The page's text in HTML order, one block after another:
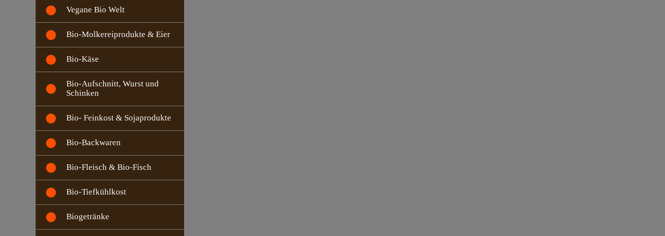
Vegane Bio Welt
Bio-Molkereiprodukte & Eier
Bio-Käse
Bio-Aufschnitt, Wurst und
Schinken
Bio- Feinkost & Sojaprodukte
Bio-Backwaren
Bio-Fleisch & Bio-Fisch
Bio-Tiefkühlkost
Biogetränke